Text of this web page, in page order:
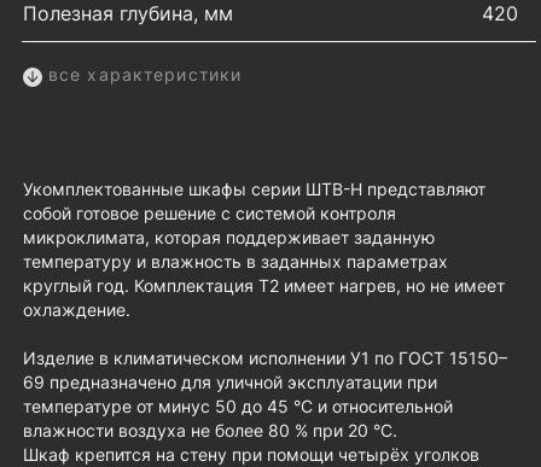
Полезная глубина, мм 420
все характеристики
Укомплектованные шкафы серии ШТВ-Н представляют
собой готовое решение с системой контроля
микроклимата, которая поддерживает заданную
температуру и влажность в заданных параметрах
круглый год. Комплектация Т2 имеет нагрев, но не имеет
охлаждение.
Изделие в климатическом исполнении У1 по ГОСТ 15150–
69 предназначено для уличной эксплуатации при
температуре от минус 50 до 45 °С и относительной
влажности воздуха не более 80 % при 20 °С.
Шкаф крепится на стену при помощи четырёх уголков